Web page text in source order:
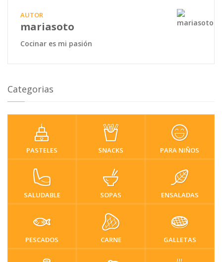
AUTOR
mariasoto
Cocinar es mi pasión
Categorias
PASTELES SNACKS PARA NIÑOS
SALUDABLE SOPAS ENSALADAS
PESCADOS CARNE GALLETAS